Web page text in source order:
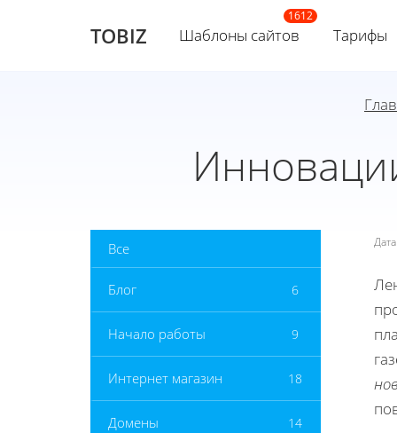
TOBIZ Шаблоны сайтов Тарифы
Все
Блог 6
Начало работы 9
Интернет магазин 18
Домены 14